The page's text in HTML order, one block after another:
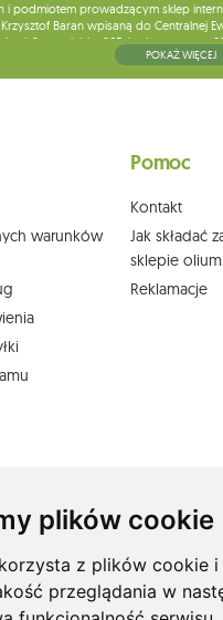
plików cookie
z plików cookie
przeglądania w
podmiotem prowadzącym sklep
Baran wpisaną do Centralnej
ul. Starowiejska 265, kod pocztowy: 08-
i przechowywane do chwili
adresem e-mail lub pisemnie na adres
POKAŻ WIĘCEJ
warunków
Pomoc
Kontakt
Jak składać
sklepie
Reklamacje